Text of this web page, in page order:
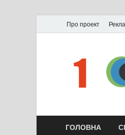
Про проект
ГОЛОВНА